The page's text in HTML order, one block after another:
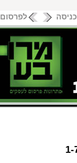
לפרסום כניסה